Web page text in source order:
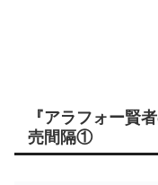
『アラフォー賢
売間隔①